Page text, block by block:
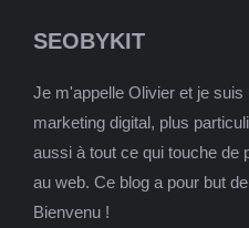
SEOBYKIT
Je m'appelle Olivier et je
marketing digital, plus
aussi à tout ce qui touche de
au web. Ce blog a pour but
Bienvenu !